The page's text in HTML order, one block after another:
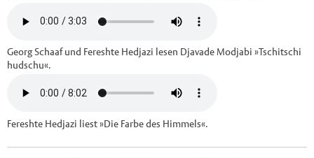
Georg Schaaf und Fereshte Hedjazi lesen Djavade Modjabi »Tschitschi
hudschu«.
Fereshte Hedjazi liest »Die Farbe des Himmels«.